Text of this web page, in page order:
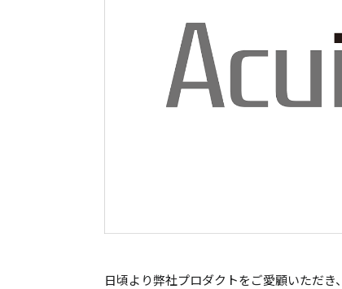
日頃より弊社プロダクトをご愛顧いただき